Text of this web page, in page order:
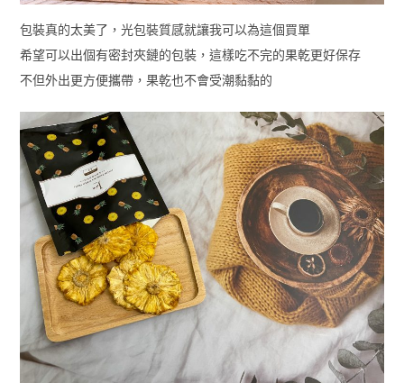
包裝真的太美了，光包裝質感就讓我可以為這個買單
希望可以出個有密封夾鏈的包裝，這樣吃不完的果乾更好保存
不但外出更方便攜帶，果乾也不會受潮黏黏的